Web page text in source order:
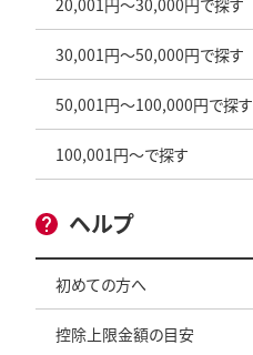
30,001円～50,000円で探す
50,001円～100,000円で探す
100,001円～で探す
ヘルプ
初めての方へ
控除上限金額の目安